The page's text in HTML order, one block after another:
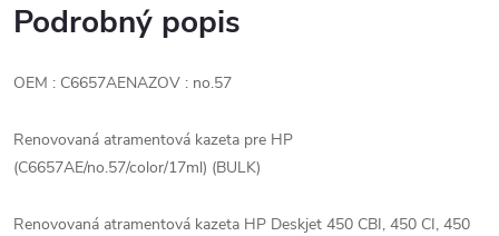
Podrobný popis
OEM : C6657AENAZOV : no.57
Renovovaná atramentová kazeta pre HP
(C6657AE/no.57/color/17ml) (BULK)
Renovovaná atramentová kazeta HP Deskjet 450 CBI, 450 CI, 450